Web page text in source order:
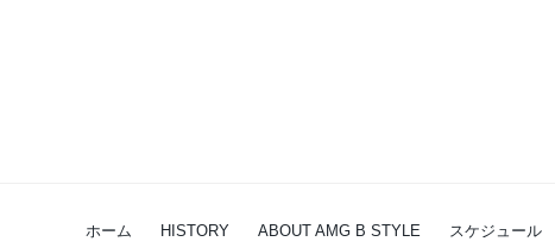
ホーム HISTORY ABOUT AMG B STYLE スケジュール